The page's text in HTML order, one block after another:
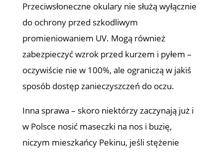
Przeciwsłoneczne okulary nie służą wyłącznie
do ochrony przed szkodliwym
promieniowaniem UV. Mogą również
zabezpieczyć wzrok przed kurzem i pyłem –
oczywiście nie w 100%, ale ograniczą w jakiś
sposób dostęp zanieczyszczeń do oczu.
Inna sprawa – skoro niektórzy zaczynają już i
w Polsce nosić maseczki na nos i buzię,
niczym mieszkańcy Pekinu, jeśli stężenie